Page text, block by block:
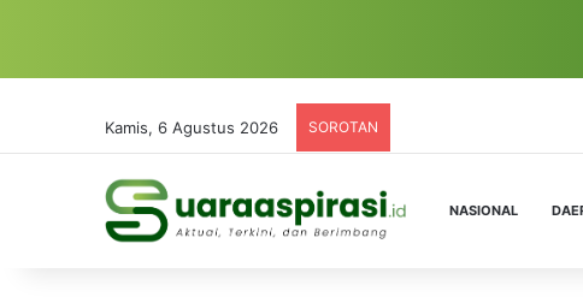
Kamis, 6 Agustus 2026 SOROTAN
NASIONAL